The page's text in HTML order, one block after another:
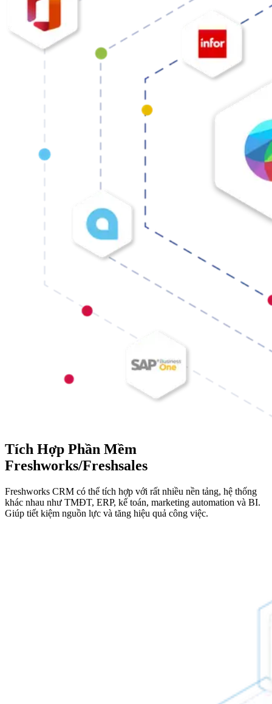
Tích Hợp Phần Mềm
Freshworks/Freshsales
Freshworks CRM có thể tích hợp với rất nhiều nền tảng, hệ thống
khác nhau như TMĐT, ERP, kế toán, marketing automation và BI.
Giúp tiết kiệm nguồn lực và tăng hiệu quả công việc.